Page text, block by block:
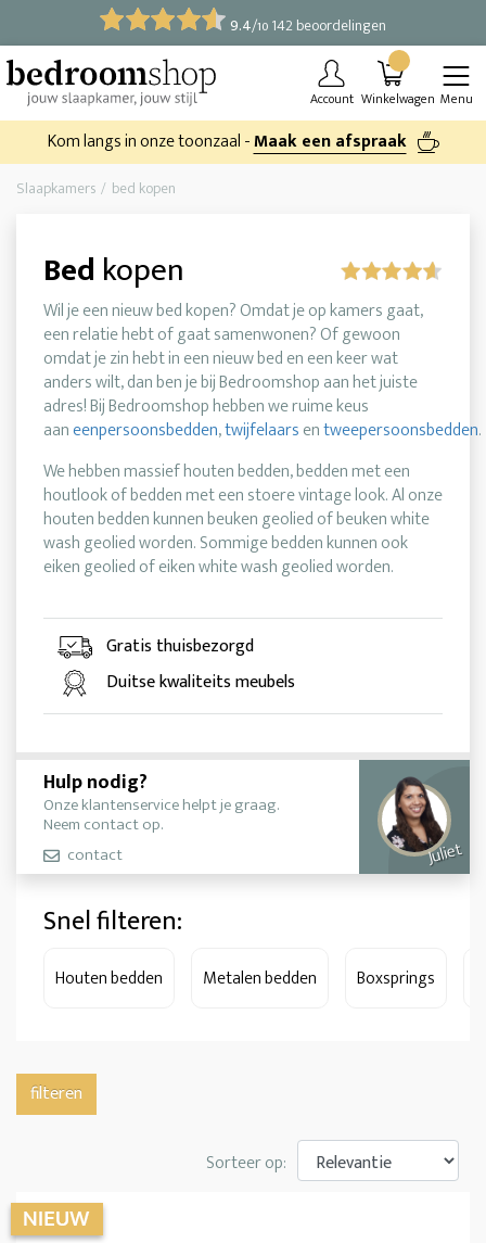
9.4/10 142 beoordelingen
Account Winkelwagen Menu
Kom langs in onze toonzaal -Maak een afspraak
Slaapkamers bed kopen
Bed kopen
Wil je een nieuw bed kopen? Omdat je op kamers gaat,
een relatie hebt of gaat samenwonen? Of gewoon
omdat je zin hebt in een nieuw bed en een keer wat
anders wilt, dan ben je bij Bedroomshop aan het juiste
adres! Bij Bedroomshop hebben we ruime keus
aaneenpersoonsbedden,twijfelaarsentweepersoonsbedden.
We hebben massief houten bedden, bedden met een
houtlook of bedden met een stoere vintage look. Al onze
houten bedden kunnen beuken geolied of beuken white
wash geolied worden. Sommige bedden kunnen ook
eiken geolied of eiken white wash geolied worden.
Gratis thuisbezorgd
Duitse kwaliteits meubels
Hulp nodig?
Onze klantenservice helpt je graag.
Neem contact op.
contact
Juliet
Snel filteren:
Houten bedden Metalen bedden Boxsprings
filteren
Sorteer op: